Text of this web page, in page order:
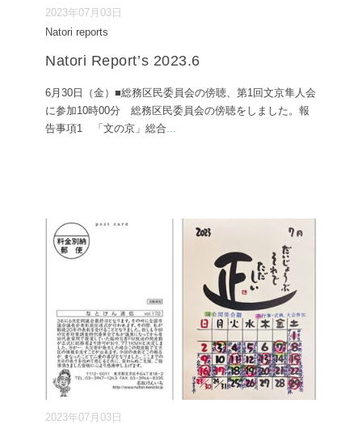
2023年07月03日
Natori reports
Natori Report’s 2023.6
6月30日（金）■総務区民委員会の傍聴、第1回文京隼人会
に参加10時00分 総務区民委員会の傍聴をしました。報
告事項1 「文の京」総合
2023年07月03日